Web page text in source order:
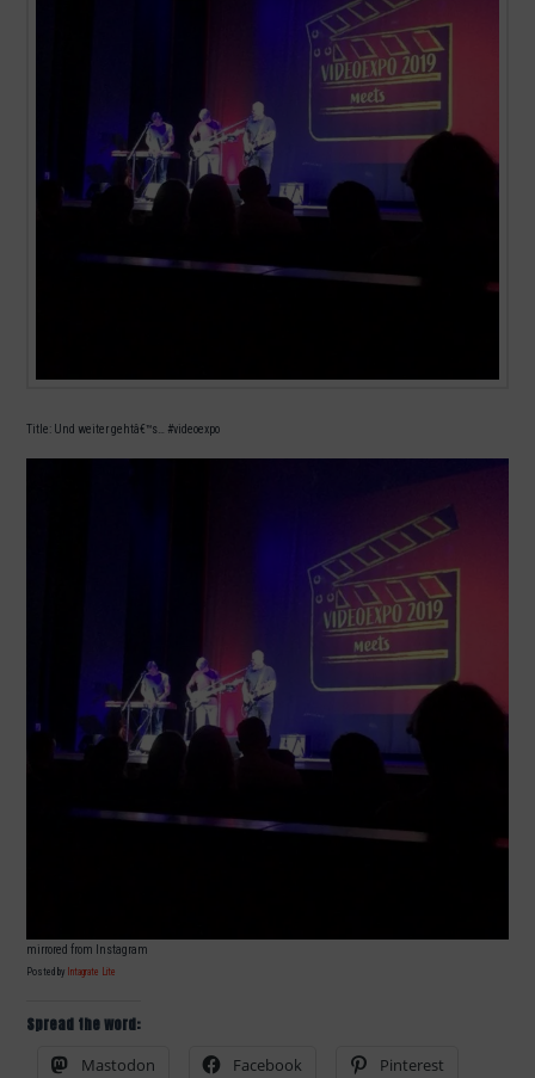
Title: Und weiter gehtâ€™s… #videoexpo
mirrored from Instagram
Posted by Intagrate Lite
Spread the word:
Mastodon
Facebook Pinterest